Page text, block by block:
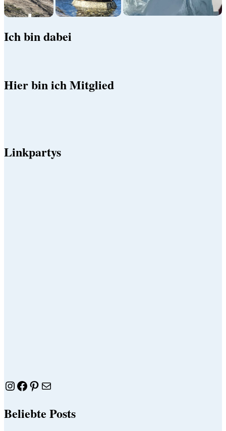
Ich bin dabei
Hier bin ich Mitglied
Linkpartys
Instagram
Facebook
Pinterest
E-Mail
Beliebte Posts